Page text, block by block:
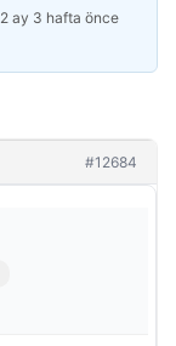
2 ay 3 hafta önce
#12684